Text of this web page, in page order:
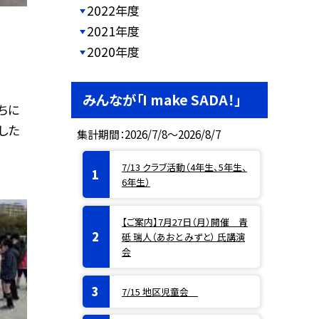
に
た
2022年度
2021年度
2020年度
みんなが「I make SADA！」
集計期間：2026/7/8～2026/8/7
7/13 クラブ活動（4年生、5年生、
6年生）
【ご案内】7月27日（月）開催 青
砥 瑞人（あおと みずと） 氏講演
会
7/15 地区児童会